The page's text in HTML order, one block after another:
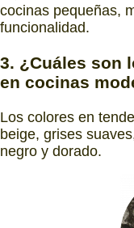
cocinas pequeñas,
funcionalidad.
3. ¿Cuáles son
en cocinas
Los colores en
beige, grises
negro y dorado.